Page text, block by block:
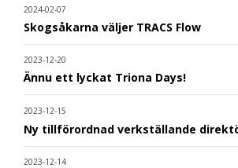
2024-02-07
Skogsåkarna väljer TRACS Flow
2023-12-20
Ännu ett lyckat Triona Days!
2023-12-15
Ny tillförordnad verkställande
2023-12-14